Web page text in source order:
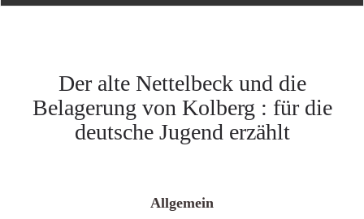
Der alte Nettelbeck und die
Belagerung von Kolberg : für die
deutsche Jugend erzählt
Allgemein